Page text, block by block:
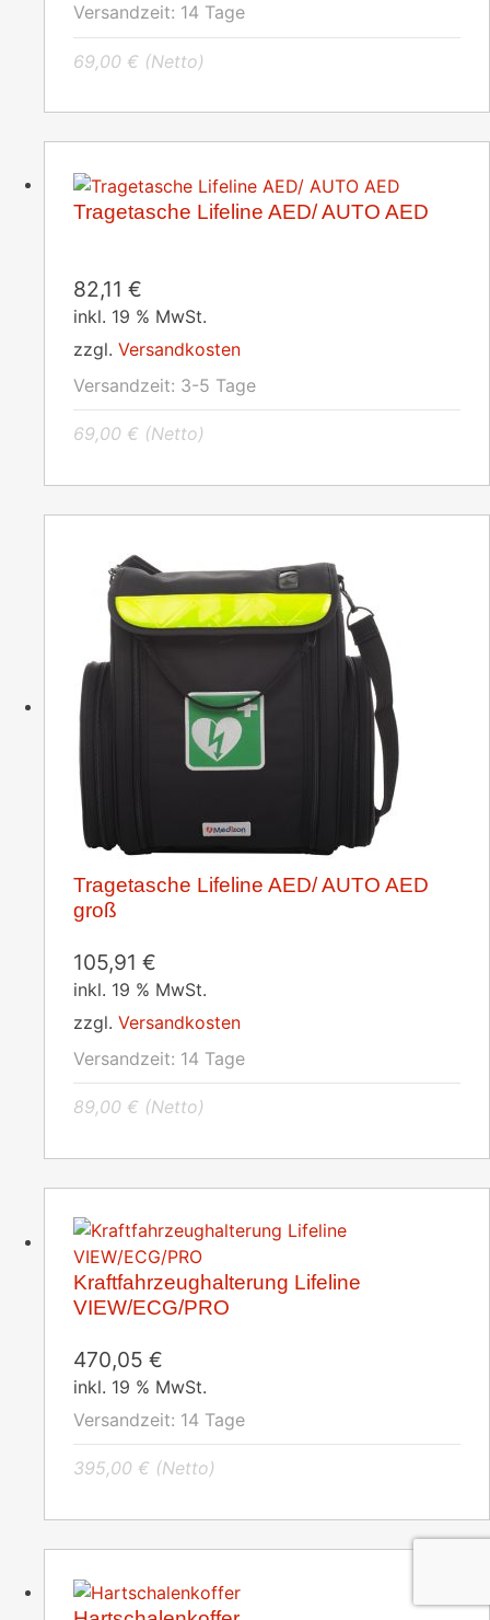
Versandzeit: 14 Tage
69,00 € (Netto)
Tragetasche Lifeline AED/ AUTO AED
82,11 €
inkl. 19 % MwSt.
zzgl. Versandkosten
Versandzeit: 3-5 Tage
69,00 € (Netto)
Tragetasche Lifeline AED/ AUTO AED
groß
105,91 €
inkl. 19 % MwSt.
zzgl. Versandkosten
Versandzeit: 14 Tage
89,00 € (Netto)
Kraftfahrzeughalterung Lifeline
VIEW/ECG/PRO
470,05 €
inkl. 19 % MwSt.
Versandzeit: 14 Tage
395,00 € (Netto)